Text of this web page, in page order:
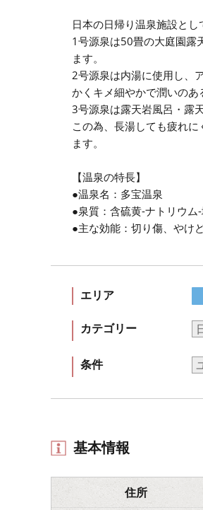
日本の日帰り温泉施設とし
1号源泉は50畳の大庭園露
ます。
2号源泉は内湯に使用し、
かくキメ細やかで潤いのあ
3号源泉は露天岩風呂・露
この為、長湯しても疲れ
ます。
【温泉の特長】
●温泉名：多宝温泉
●泉質：含硫黄-ナトリウム
●主な効能：切り傷、やけ
エリア
カテゴリー
条件
基本情報
住所